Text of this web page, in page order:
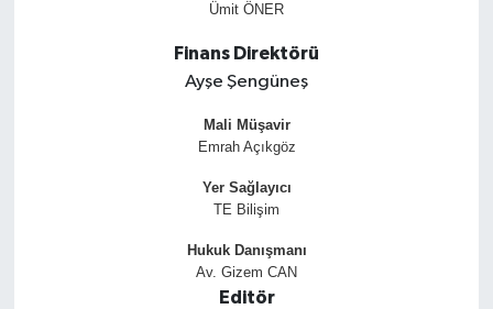
Ümit ÖNER
Finans Direktörü
Ayşe Şengüneş
Mali Müşavir
Emrah Açıkgöz
Yer Sağlayıcı
TE Bilişim
Hukuk Danışmanı
Av. Gizem CAN
Editör
KEMERBURGAZ
KÜLTÜR - SANAT